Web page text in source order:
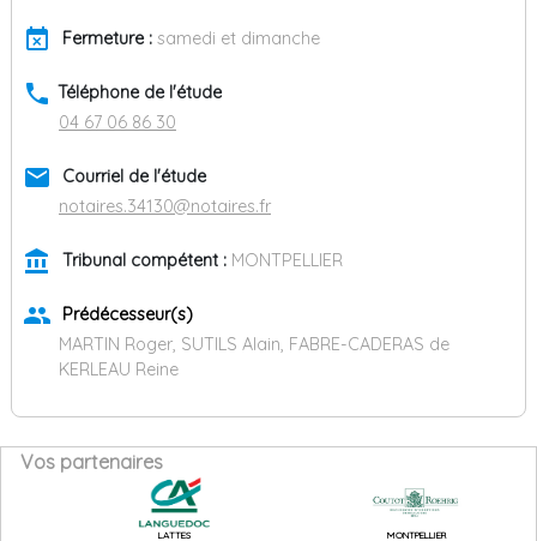
event_busy Fermeture : samedi et dimanche
phone Téléphone de l'étude
04 67 06 86 30
email
Courriel de l'étude
notaires.34130@notaires.fr
account_balance Tribunal compétent : MONTPELLIER
group
Prédécesseur(s)
MARTIN Roger, SUTILS Alain, FABRE-CADERAS de
KERLEAU Reine
Vos partenaires
LATTES MONTPELLIER